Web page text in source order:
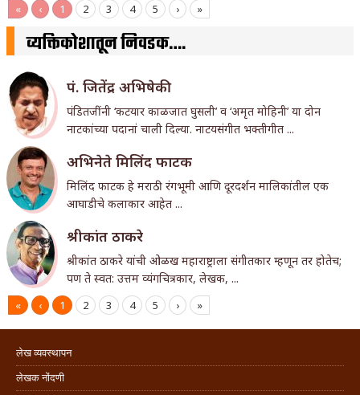
« ‹ 1 2 3 4 5 › »
व्यक्तिकोशातून निवडक….
पं. जितेंद्र अभिषेकी
पंडितजींनी ‘कटयार काळजात घुसली’ व ‘अमृत मोहिनी’ या दोन
नाटकांच्या पदानां चाली दिल्या. नाटयसंगीत भक्तीगीत ...
अभिनेते मिलिंद फाटक
मिलिंद फाटक हे मराठी रंगभूमी आणि दूरदर्शन मालिकांतील एक
आघाडीचे कलाकार आहेत ...
श्रीकांत ठाकरे
श्रीकांत ठाकरे यांची ओळख महाराष्ट्राला संगीतकार म्हणून तर होतेच;
पण ते स्वत: उत्तम व्यंगचित्रकार, लेखक, ...
« ‹ 1 2 3 4 5 › »
लेख व्यवस्थापन
लेखक नोंदणी